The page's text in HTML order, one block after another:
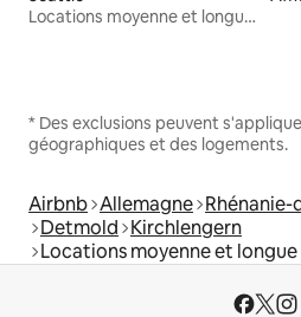
Locations moyenne et longue durée
* Des exclusions peuvent
géographiques et des logements.
Airbnb Allemagne
Detmold Kirchlengern
Locations moyenne et